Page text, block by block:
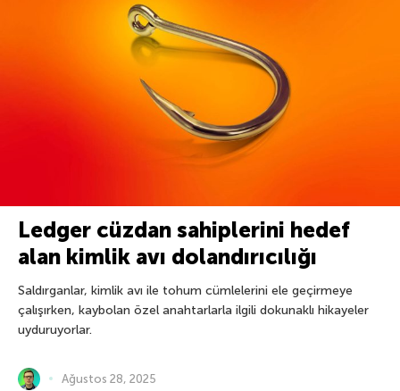
Ledger cüzdan sahiplerini hedef
alan kimlik avı dolandırıcılığı
Saldırganlar, kimlik avı ile tohum cümlelerini ele geçirmeye
çalışırken, kaybolan özel anahtarlarla ilgili dokunaklı hikayeler
uyduruyorlar.
Ağustos 28, 2025